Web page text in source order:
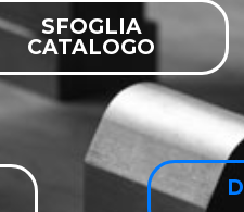
SFOGLIA
CATALOGO